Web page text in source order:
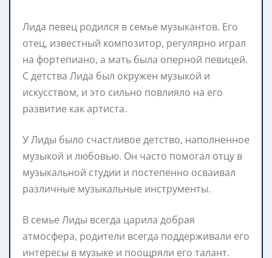
Лида певец родился в семье музыкантов. Его
отец, известный композитор, регулярно играл
на фортепиано, а мать была оперной певицей.
С детства Лида был окружен музыкой и
искусством, и это сильно повлияло на его
развитие как артиста.
У Лиды было счастливое детство, наполненное
музыкой и любовью. Он часто помогал отцу в
музыкальной студии и постепенно осваивал
различные музыкальные инструменты.
В семье Лиды всегда царила добрая
атмосфера, родители всегда поддерживали его
интересы в музыке и поощряли его талант.